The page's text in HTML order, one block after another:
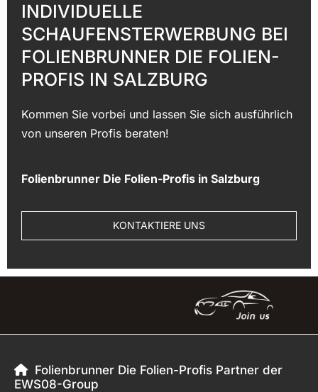
INDIVIDUELLE
SCHAUFENSTERWERBUNG BEI
FOLIENBRUNNER DIE FOLIEN-
PROFIS IN SALZBURG
Kommen Sie vorbei und lassen Sie sich ausführlich
von unseren Profis beraten!
Folienbrunner Die Folien-Profis in Salzburg
KONTAKTIERE UNS
 Folienbrunner Die Folien-Profis Partner der
EWS08-Group